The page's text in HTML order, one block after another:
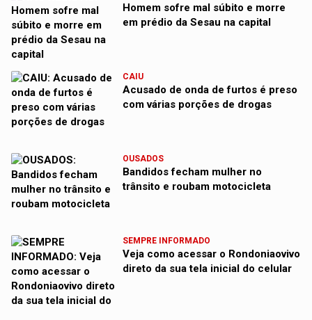
Homem sofre mal súbito e morre
em prédio da Sesau na capital
CAIU
Acusado de onda de furtos é preso
com várias porções de drogas
OUSADOS
Bandidos fecham mulher no
trânsito e roubam motocicleta
SEMPRE INFORMADO
Veja como acessar o Rondoniaovivo
direto da sua tela inicial do celular